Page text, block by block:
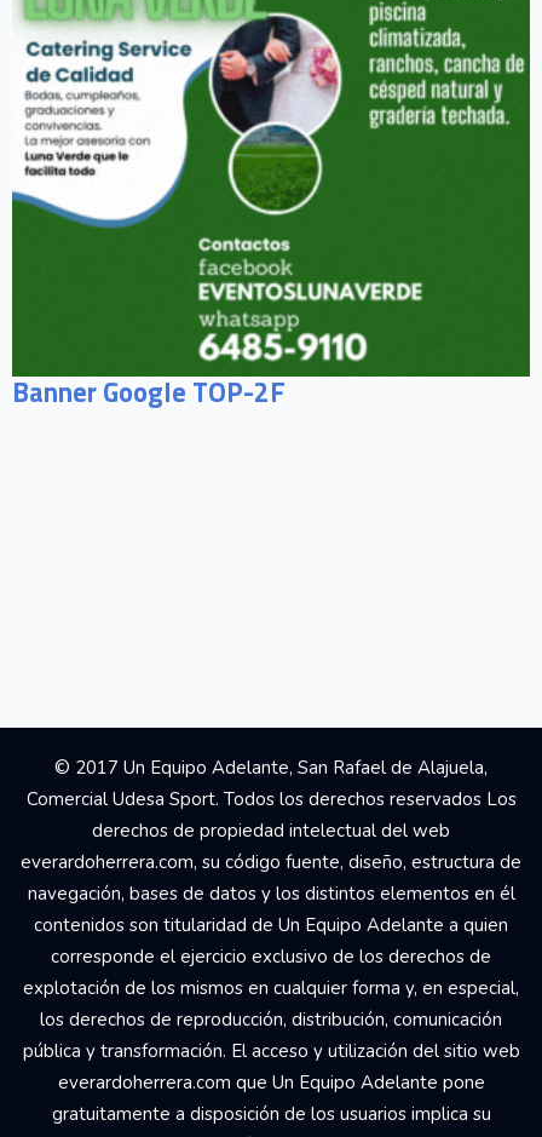
Banner Google TOP-2F
© 2017 Un Equipo Adelante, San Rafael de Alajuela,
Comercial Udesa Sport. Todos los derechos reservados Los
derechos de propiedad intelectual del web
everardoherrera.com, su código fuente, diseño, estructura de
navegación, bases de datos y los distintos elementos en él
contenidos son titularidad de Un Equipo Adelante a quien
corresponde el ejercicio exclusivo de los derechos de
explotación de los mismos en cualquier forma y, en especial,
los derechos de reproducción, distribución, comunicación
pública y transformación. El acceso y utilización del sitio web
everardoherrera.com que Un Equipo Adelante pone
gratuitamente a disposición de los usuarios implica su